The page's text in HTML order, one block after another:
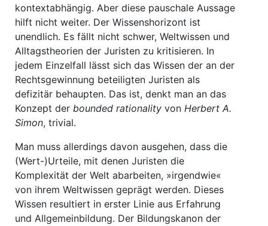
kontextabhängig. Aber diese pauschale Aussage
hilft nicht weiter. Der Wissenshorizont ist
unendlich. Es fällt nicht schwer, Weltwissen und
Alltagstheorien der Juristen zu kritisieren. In
jedem Einzelfall lässt sich das Wissen der an der
Rechtsgewinnung beteiligten Juristen als
defizitär behaupten. Das ist, denkt man an das
Konzept der bounded rationality von Herbert A.
Simon, trivial.
Man muss allerdings davon ausgehen, dass die
(Wert-)Urteile, mit denen Juristen die
Komplexität der Welt abarbeiten, »irgendwie«
von ihrem Weltwissen geprägt werden. Dieses
Wissen resultiert in erster Linie aus Erfahrung
und Allgemeinbildung. Der Bildungskanon der